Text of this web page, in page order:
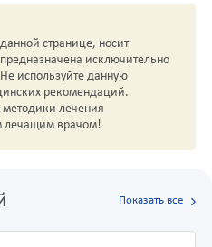
странице, носит
исключительно
используйте данную
рекомендаций.
методики лечения
лечащим врачом!
Показать все